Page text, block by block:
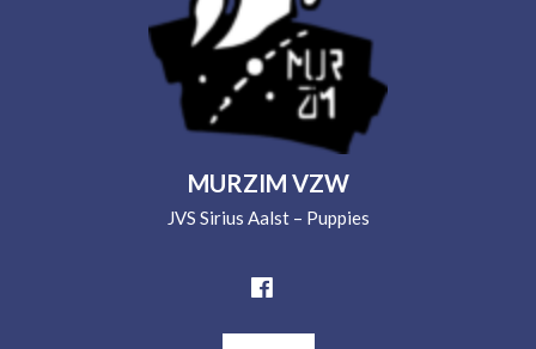
MURZIM VZW
JVS Sirius Aalst – Puppies